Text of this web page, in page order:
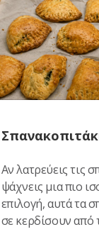
Αν λατρεύεις τις
ψάχνεις μια πιο
επιλογή, αυτά τα
σε κερδίσουν από